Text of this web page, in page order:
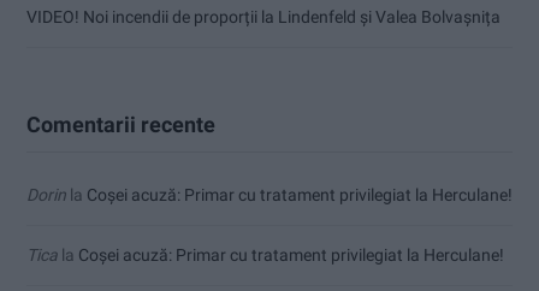
VIDEO! Noi incendii de proporții la Lindenfeld și Valea Bolvașnița
Comentarii recente
Dorin la Coșei acuză: Primar cu tratament privilegiat la Herculane!
Tica la Coșei acuză: Primar cu tratament privilegiat la Herculane!